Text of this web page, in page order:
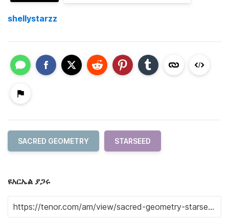
shellystarzz
SACRED GEOMETRY STARSEED
ዩአርኤል ያጋሩ